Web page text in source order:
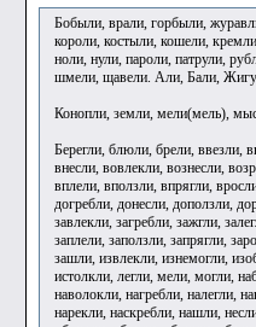
Бобыли, врали, горбыли,
короли, костыли, кошели,
ноли, нули, пароли, патрули,
шмели, щавели. Али, Бали,
Конопли, земли, мели(мель),
Берегли, блюли, брели, ввезли,
внесли, вовлекли, вознесли,
вплели, вползли, впрягли,
догребли, донесли, доползли,
завлекли, загребли, зажгли,
заплели, заползли, запрягли,
зашли, извлекли, изнемогли,
истолкли, легли, мели, могли,
наволокли, нагребли, налегли,
нарекли, наскребли, нашли,